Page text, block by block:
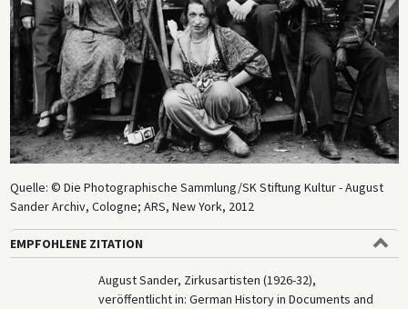
Quelle: © Die Photographische Sammlung/SK Stiftung Kultur - August
Sander Archiv, Cologne; ARS, New York, 2012
EMPFOHLENE ZITATION
August Sander, Zirkusartisten (1926-32),
veröffentlicht in: German History in Documents and